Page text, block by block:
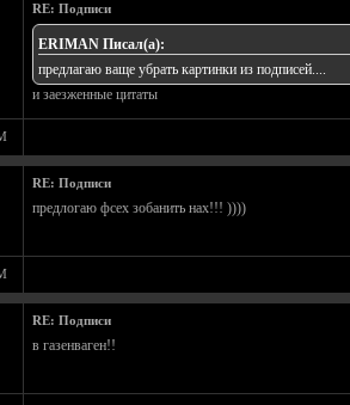
RE: Подписи
ERIMAN Писал(а):
предлагаю ваще убрать картинки из подписей....
и заезженные цитаты
RE: Подписи
предлогаю фсех зобанить нах!!! ))))
RE: Подписи
в газенваген!!